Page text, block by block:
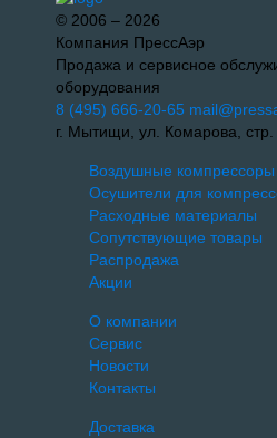
© 2006 – 2026
Компания ПрессАэр
Продажа и сервисное
оборудования
8 (495) 666-20-65
г. Мытищи, ул. Комарова, стр.
Воздушные компрессоры
Осушители для
Расходные материалы
Сопутствующие товары
Распродажа
Акции
О компании
Сервис
Новости
Контакты
Доставка